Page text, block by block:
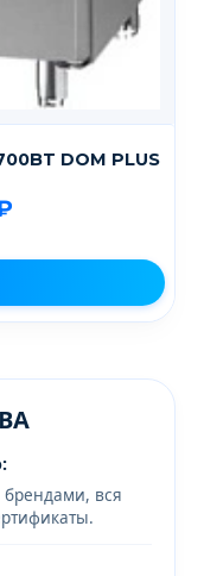
DOM PLUS
вся